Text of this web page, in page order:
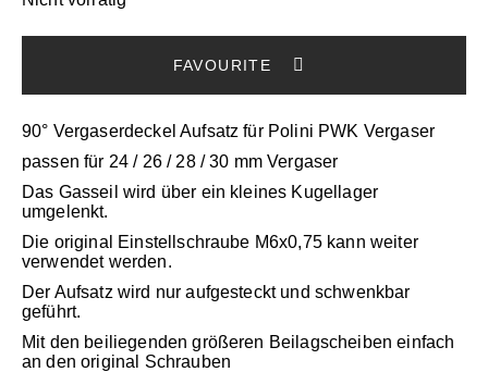
90° Vergaserdeckel Aufsatz für Polini PWK Vergaser
passen für 24 / 26 / 28 / 30 mm Vergaser
Das Gasseil wird über ein kleines Kugellager
umgelenkt.
Die original Einstellschraube M6x0,75 kann weiter
verwendet werden.
Der Aufsatz wird nur aufgesteckt und schwenkbar
geführt.
Mit den beiliegenden größeren Beilagscheiben einfach
an den original Schrauben